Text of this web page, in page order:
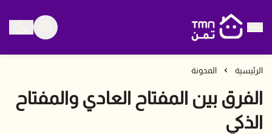
متجر تمن
الرئيسية المدونة
الفرق بين المفتاح العادي والمفتاح
الذكي